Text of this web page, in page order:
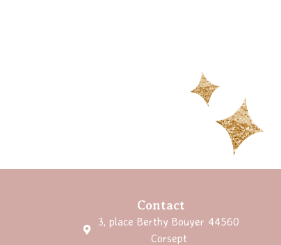
Contact
3, place Berthy Bouyer 44560
Corsept